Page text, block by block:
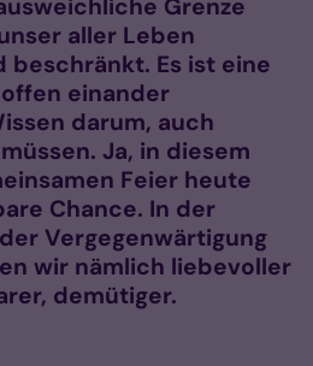
Grenze
aller Leben
Es ist eine
einander
darum, auch
Ja, in diesem
Feier heute
Chance. In der
Vergegenwärtigung
wir nämlich liebevoller
demütiger.